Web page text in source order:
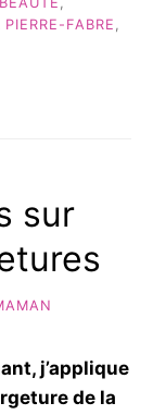
PIERRE-FABRE
sur
j’applique
de la